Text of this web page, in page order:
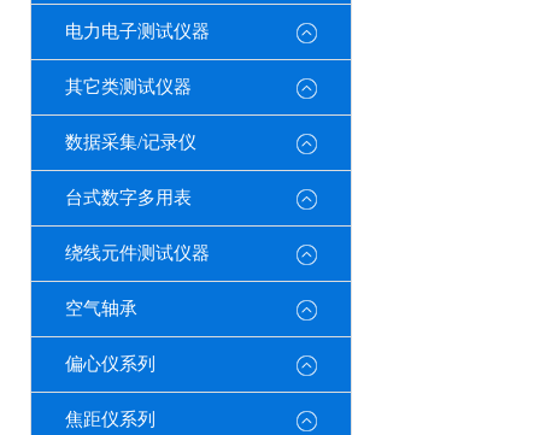
电力电子测试仪器
其它类测试仪器
数据采集/记录仪
台式数字多用表
绕线元件测试仪器
空气轴承
偏心仪系列
焦距仪系列